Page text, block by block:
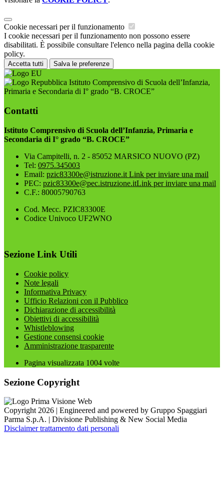
Cookie necessari per il funzionamento
I cookie necessari per il funzionamento non possono essere
disabilitati. È possibile consultare l'elenco nella pagina della cookie
policy.
Accetta tutti Salva le preferenze
Istituto Comprensivo di Scuola dell’Infanzia,
Primaria e Secondaria di I° grado “B. CROCE”
Contatti
Istituto Comprensivo di Scuola dell’Infanzia, Primaria e
Secondaria di I° grado “B. CROCE”
Via Campitelli, n. 2 - 85052 MARSICO NUOVO (PZ)
Tel: 0975.345003
Email: pzic83300e@istruzione.it Link per inviare una mail
PEC: pzic83300e@pec.istruzione.itLink per inviare una mail
C.F.: 80005790763
Cod. Mecc. PZIC83300E
Codice Univoco UF2WNO
Sezione Link Utili
Cookie policy
Note legali
Informativa Privacy
Ufficio Relazioni con il Pubblico
Dichiarazione di accessibilità
Obiettivi di accessibilità
Whistleblowing
Gestione consensi cookie
Amministrazione trasparente
Pagina visualizzata 1004 volte
Sezione Copyright
Copyright 2026 | Engineered and powered by Gruppo Spaggiari
Parma S.p.A. | Divisione Publishing & New Social Media
Disclaimer trattamento dati personali